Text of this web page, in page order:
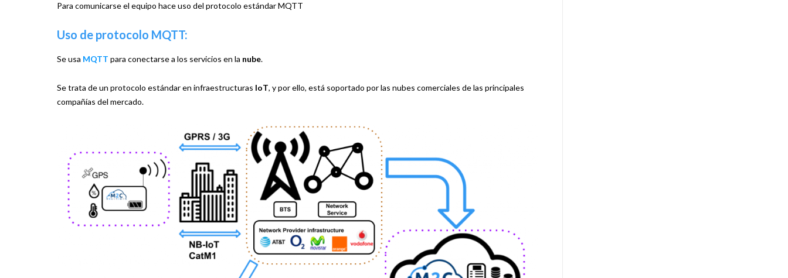
Para comunicarse el equipo hace uso del protocolo estándar MQTT
Uso de protocolo MQTT:
Se usa MQTT para conectarse a los servicios en la nube.
Se trata de un protocolo estándar en infraestructuras IoT, y por ello, está soportado por las nubes comerciales de las principales
compañías del mercado.